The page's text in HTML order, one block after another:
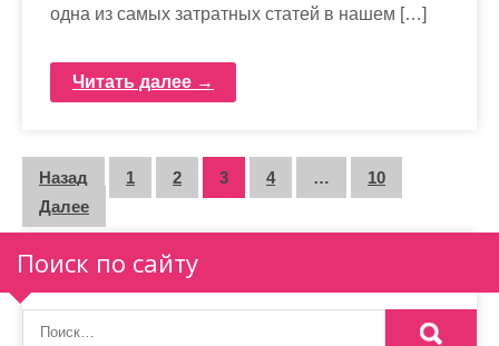
одна из самых затратных статей в нашем […]
Читать далее →
П
а
г
и
Назад 1 2 3 4 …
10
Далее
Поиск по сайту